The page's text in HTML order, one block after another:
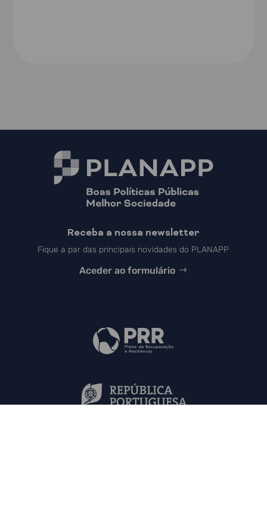
Receba a nossa newsletter
Fique a par das principais novidades do PLANAPP
Aceder ao formulário